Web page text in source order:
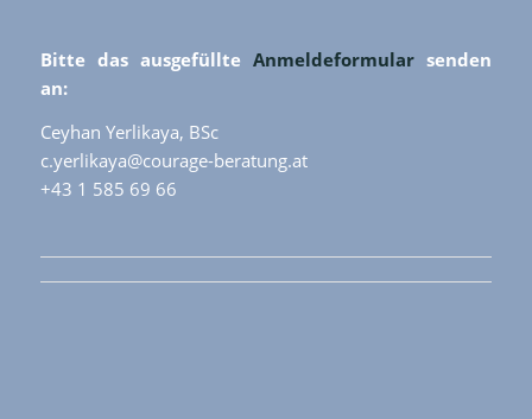
Bitte das ausgefüllteAnmeldeformularsenden
an:
Ceyhan Yerlikaya, BSc
c.yerlikaya@courage-beratung.at
+43 1 585 69 66